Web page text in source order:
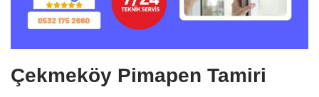
Çekmeköy Pimapen Tamiri